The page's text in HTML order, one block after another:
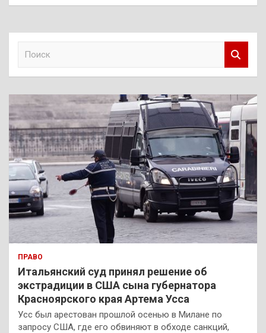
к
ПРАВО
Итальянский суд принял решение об
экстрадиции в США сына губернатора
Красноярского края Артема Усса
Усс был арестован прошлой осенью в Милане по
запросу США, где его обвиняют в обходе санкций,